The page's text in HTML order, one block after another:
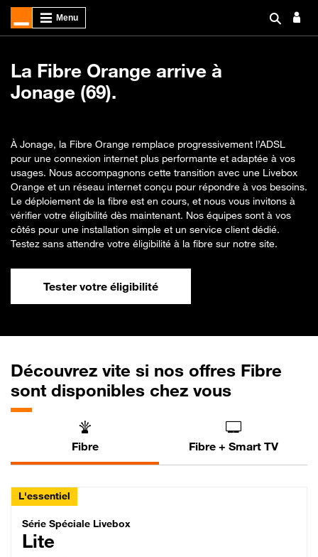
La Fibre Orange arrive à
Jonage (69).
À Jonage, la Fibre Orange remplace progressivement l’ADSL
pour une connexion internet plus performante et adaptée à vos
usages. Nous accompagnons cette transition avec une Livebox
Orange et un réseau internet conçu pour répondre à vos besoins.
Le déploiement de la fibre est en cours, et nous vous invitons à
vérifier votre éligibilité dès maintenant. Nos équipes sont à vos
côtés pour une installation simple et un service client dédié.
Testez sans attendre votre éligibilité à la fibre sur notre site.
Tester votre éligibilité
Découvrez vite si nos offres Fibre
sont disponibles chez vous
Fibre Fibre + Smart TV
L'essentiel
Série Spéciale Livebox Lite Fibre
Série Spéciale Livebox
Lite